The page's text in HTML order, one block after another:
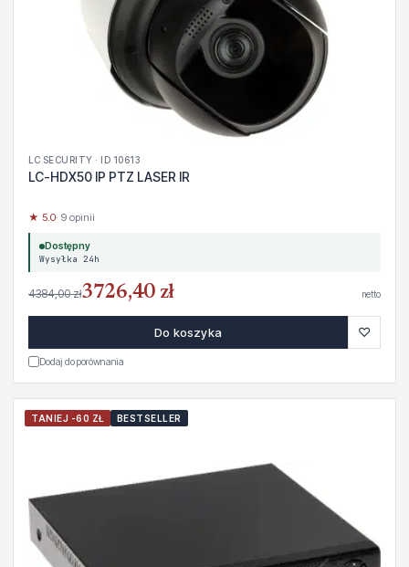
LC SECURITY · ID 10613
LC-HDX50 IP PTZ LASER IR
★ 5.0· 9 opinii
Dostępny
Wysyłka 24h
4384,00 zł3726,40 zł netto
Do koszyka ♡
Dodaj do porównania
TANIEJ -60 ZŁ BESTSELLER